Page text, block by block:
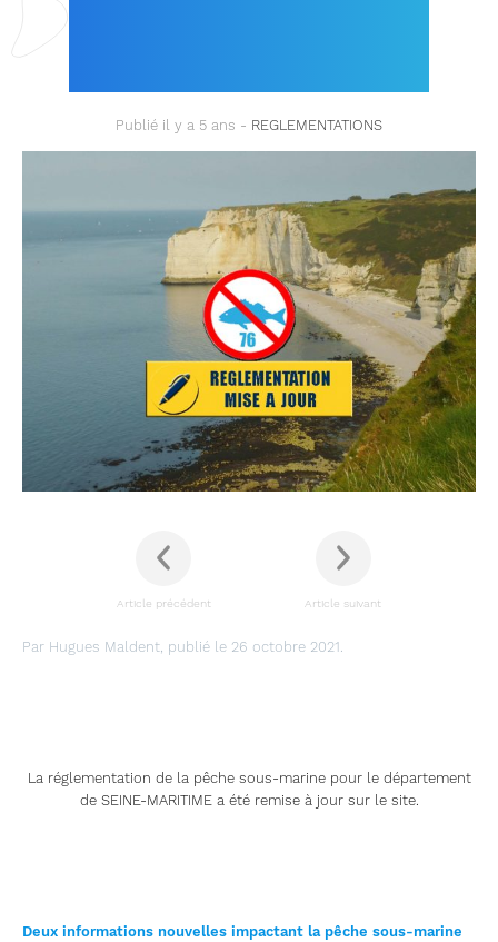
Publié il y a 5 ans - REGLEMENTATIONS
Article précédent Article suivant
Par Hugues Maldent, publié le 26 octobre 2021.
La réglementation de la pêche sous-marine pour le département
de SEINE-MARITIME a été remise à jour sur le site.
Deux informations nouvelles impactant la pêche sous-marine